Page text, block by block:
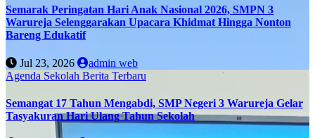
Semarak Peringatan Hari Anak Nasional 2026, SMPN 3
Warureja Selenggarakan Upacara Khidmat Hingga Nonton
Bareng Edukatif
Jul 23, 2026
admin web
Agenda Sekolah Berita Terbaru
Semangat 17 Tahun Mengabdi, SMP Negeri 3 Warureja Gelar
Tasyakuran Hari Ulang Tahun Sekolah